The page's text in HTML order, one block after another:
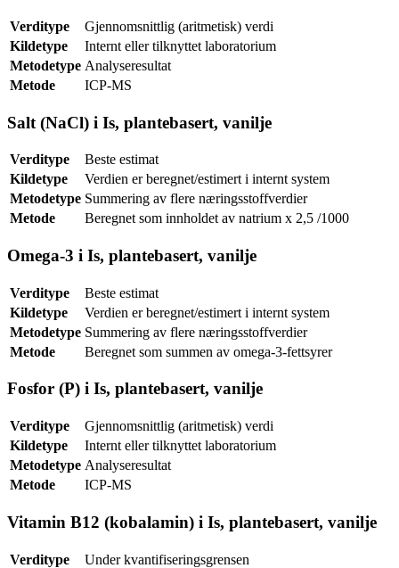
Verditype
Gjennomsnittlig (aritmetisk) verdi
Kildetype
Internt eller tilknyttet laboratorium
Metodetype Analyseresultat
Metode
ICP-MS
Salt (NaCl) i Is, plantebasert, vanilje
Verditype
Beste estimat
Kildetype
Verdien er beregnet/estimert i internt system
Metodetype Summering av flere næringsstoffverdier
Metode
Beregnet som innholdet av natrium x 2,5 /1000
Omega-3 i Is, plantebasert, vanilje
Verditype
Beste estimat
Kildetype
Verdien er beregnet/estimert i internt system
Metodetype Summering av flere næringsstoffverdier
Metode
Beregnet som summen av omega-3-fettsyrer
Fosfor (P) i Is, plantebasert, vanilje
Verditype
Gjennomsnittlig (aritmetisk) verdi
Kildetype
Internt eller tilknyttet laboratorium
Metodetype Analyseresultat
Metode
ICP-MS
Vitamin B12 (kobalamin) i Is, plantebasert, vanilje
Verditype
Under kvantifiseringsgrensen